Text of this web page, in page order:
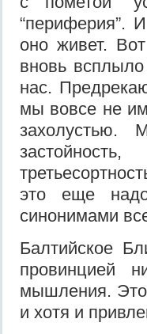
“периферия”.
оно живет.
вновь
нас.
мы вовсе не
это еще
синонимами
Балтийское
провинцией
мышления.
и хотя и